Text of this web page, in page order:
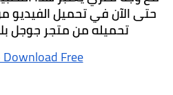
تحميله من متجر جوجل
Free